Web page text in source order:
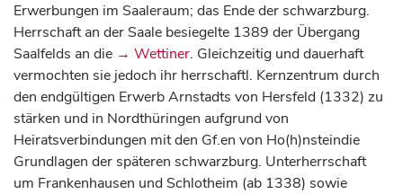
Erwerbungen im Saaleraum; das Ende der schwarzburg.
Herrschaft an der Saale besiegelte 1389 der Übergang
Saalfelds an die → Wettiner. Gleichzeitig und dauerhaft
vermochten sie jedoch ihr herrschaftl. Kernzentrum durch
den endgültigen Erwerb Arnstadts von Hersfeld (1332) zu
stärken und in Nordthüringen aufgrund von
Heiratsverbindungen mit den Gf.en von Ho(h)nsteindie
Grundlagen der späteren schwarzburg. Unterherrschaft
um Frankenhausen und Schlotheim (ab 1338) sowie